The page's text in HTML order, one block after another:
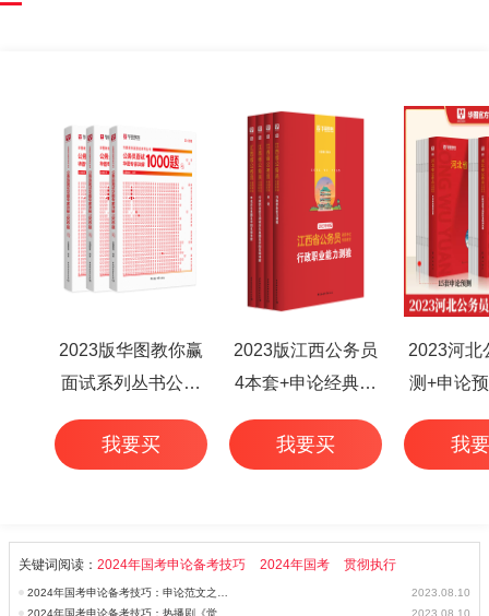
2023版华图教你赢
面试系列丛书公务
员面试华图专家详
解1000题（3本
我要买
2023版江西公务员
4本套+申论经典范
文50篇+行测高频考
点 6本
我要买
2023河北
测+申论
本
我
关键词阅读： 2024年国考申论备考技巧 2024年国考 贯彻执行
2024年国考申论备考技巧：申论范文之科学和人文让世界大放异彩
2023.08.10